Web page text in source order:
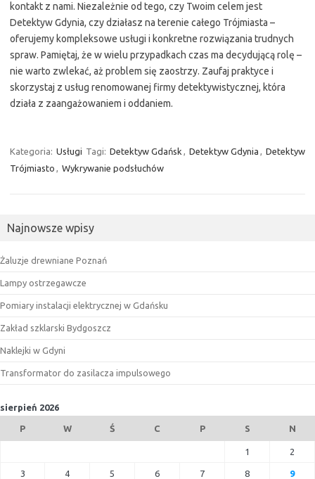
kontakt z nami. Niezależnie od tego, czy Twoim celem jest
Detektyw Gdynia, czy działasz na terenie całego Trójmiasta –
oferujemy kompleksowe usługi i konkretne rozwiązania trudnych
spraw. Pamiętaj, że w wielu przypadkach czas ma decydującą rolę –
nie warto zwlekać, aż problem się zaostrzy. Zaufaj praktyce i
skorzystaj z usług renomowanej firmy detektywistycznej, która
działa z zaangażowaniem i oddaniem.
Kategoria: Usługi Tagi: Detektyw Gdańsk , Detektyw Gdynia , Detektyw
Trójmiasto , Wykrywanie podsłuchów
Najnowsze wpisy
Żaluzje drewniane Poznań
Lampy ostrzegawcze
Pomiary instalacji elektrycznej w Gdańsku
Zakład szklarski Bydgoszcz
Naklejki w Gdyni
Transformator do zasilacza impulsowego
sierpień 2026
P W Ś C P S N
1 2
3 4 5 6 7 8 9